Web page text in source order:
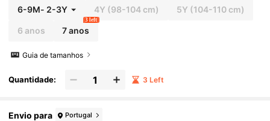
cia. Maiô infantil com saia.
6-9M- 2-3Y 4Y (98-104 cm) 5Y (104-110 cm)
6 anos 7 anos
3 left
Guia de tamanhos
Quantidade: 3 Left
Envio para Portugal